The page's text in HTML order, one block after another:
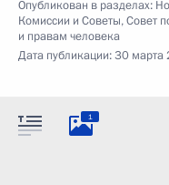
Опубликован в разделах:
Комиссии и Советы,Совет
и правам человека
Дата публикации:30 марта
1